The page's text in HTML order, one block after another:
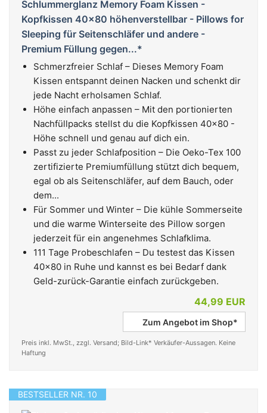
Schlummerglanz Memory Foam Kissen -
Kopfkissen 40x80 höhenverstellbar - Pillows for
Sleeping für Seitenschläfer und andere -
Premium Füllung gegen...*
Schmerzfreier Schlaf – Dieses Memory Foam
Kissen entspannt deinen Nacken und schenkt dir
jede Nacht erholsamen Schlaf.
Höhe einfach anpassen – Mit den portionierten
Nachfüllpacks stellst du die Kopfkissen 40x80 -
Höhe schnell und genau auf dich ein.
Passt zu jeder Schlafposition – Die Oeko-Tex 100
zertifizierte Premiumfüllung stützt dich bequem,
egal ob als Seitenschläfer, auf dem Bauch, oder
dem...
Für Sommer und Winter – Die kühle Sommerseite
und die warme Winterseite des Pillow sorgen
jederzeit für ein angenehmes Schlafklima.
111 Tage Probeschlafen – Du testest das Kissen
40x80 in Ruhe und kannst es bei Bedarf dank
Geld-zurück-Garantie einfach zurückgeben.
44,99 EUR
Zum Angebot im Shop*
Preis inkl. MwSt., zzgl. Versand; Bild-Link* Verkäufer-Aussagen. Keine
Haftung
BESTSELLER NR. 10